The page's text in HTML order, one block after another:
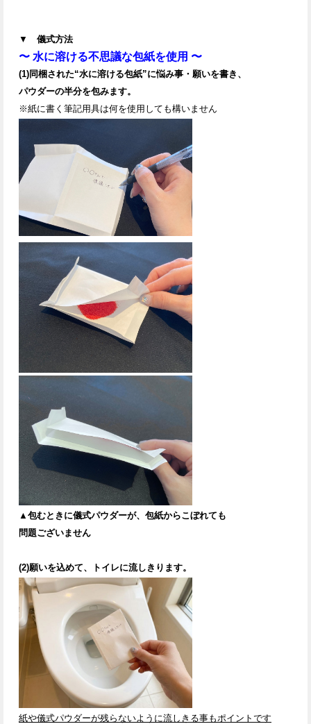
▼ 儀式方法
〜 水に溶ける不思議な包紙を使用 〜
(1)同梱された“水に溶ける包紙”に悩み事・願いを書き、
パウダーの半分を包みます。
※紙に書く筆記用具は何を使用しても構いません
▲包むときに儀式パウダーが、包紙からこぼれても
問題ございません
(2)願いを込めて、トイレに流しきります。
紙や儀式パウダーが残らないように流しきる事もポイントです